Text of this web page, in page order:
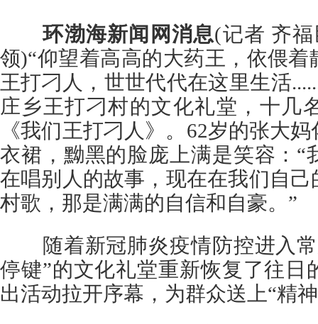
环渤海新闻网消息(记者 齐
领)“仰望着高高的大药王，依偎
王打刁人，世世代代在这里生活
庄乡王打刁村的文化礼堂，十几
《我们王打刁人》。62岁的张大
衣裙，黝黑的脸庞上满是笑容：“
在唱别人的故事，现在在我们自
村歌，那是满满的自信和自豪。”
随着新冠肺炎疫情防控进入常
停键”的文化礼堂重新恢复了往日
出活动拉开序幕，为群众送上“精